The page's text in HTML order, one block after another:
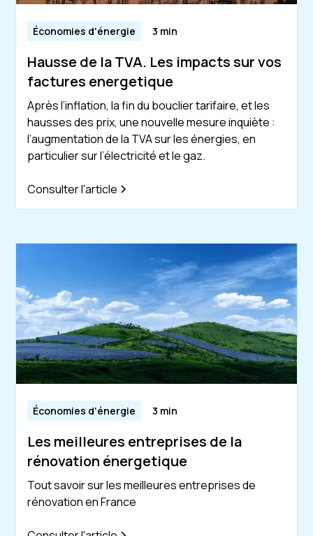
Économies d'énergie 3 min
Hausse de la TVA. Les impacts sur vos
factures energetique
Après l’inflation, la fin du bouclier tarifaire, et les
hausses des prix, une nouvelle mesure inquiète :
l’augmentation de la TVA sur les énergies, en
particulier sur l’électricité et le gaz.
Consulter l'article
Économies d'énergie 3 min
Les meilleures entreprises de la
rénovation énergetique
Tout savoir sur les meilleures entreprises de
rénovation en France